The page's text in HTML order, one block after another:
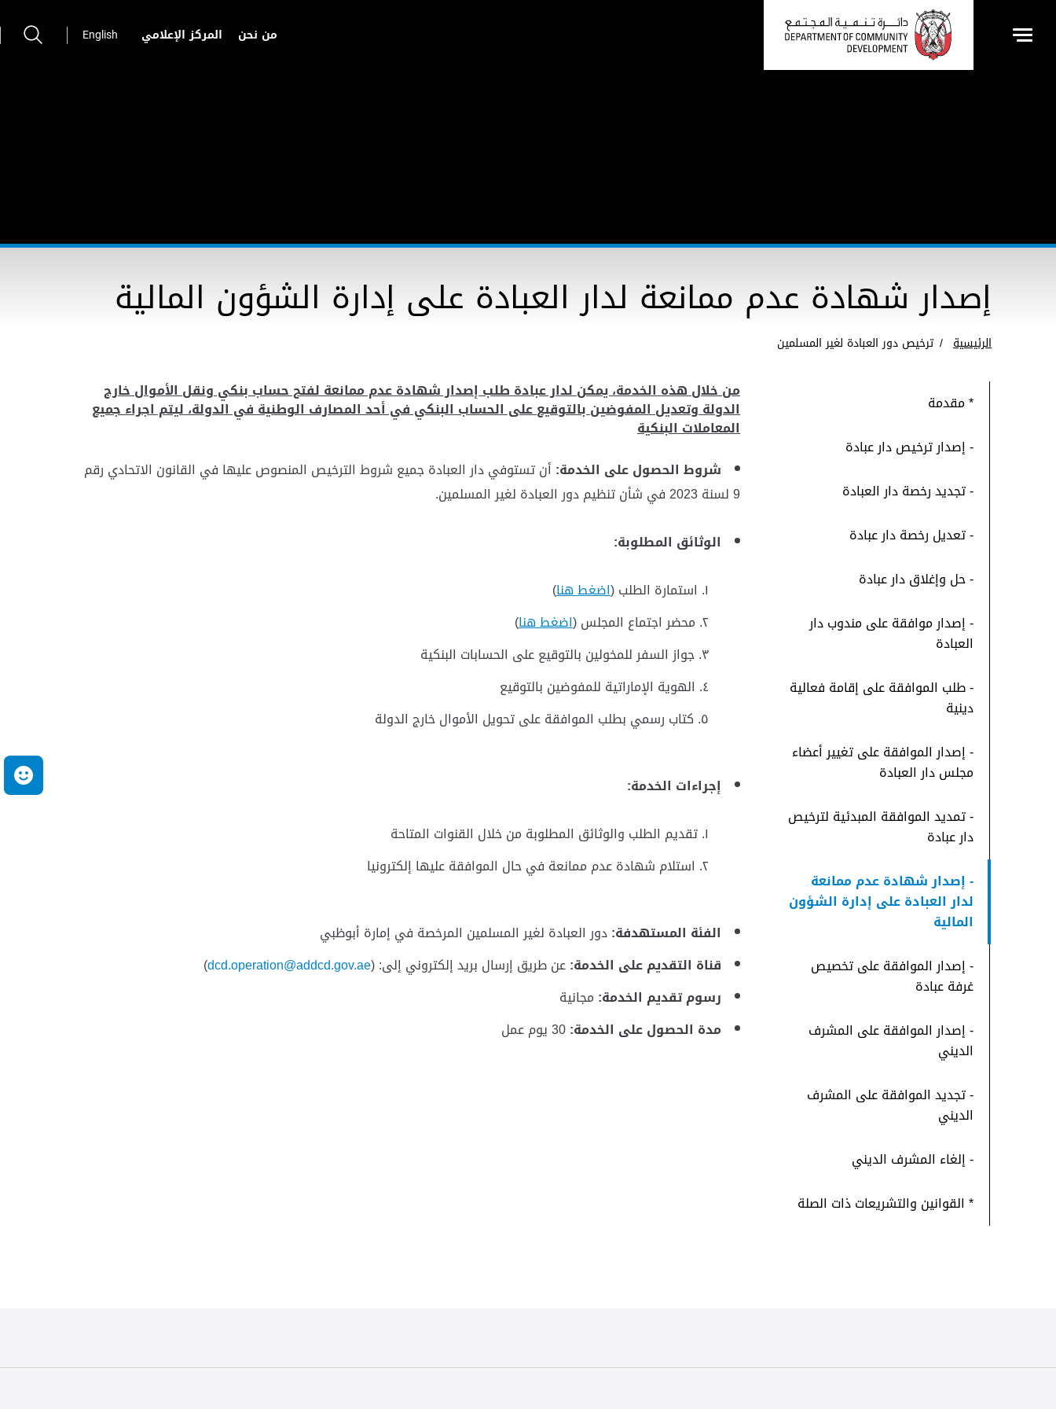
من نحن المركز الإعلامي English
إصدار شهادة عدم ممانعة لدار العبادة على إدارة الشؤون المالية
الرئيسية ترخيص دور العبادة لغير المسلمين
* مقدمة
- إصدار ترخيص دار عبادة
- تجديد رخصة دار العبادة
- تعديل رخصة دار عبادة
- حل وإغلاق دار عبادة
- إصدار موافقة على مندوب دار
العبادة
- طلب الموافقة على إقامة فعالية
دينية
- إصدار الموافقة على تغيير أعضاء
مجلس دار العبادة
- تمديد الموافقة المبدئية لترخيص
دار عبادة
- إصدار شهادة عدم ممانعة
لدار العبادة على إدارة الشؤون
المالية
- إصدار الموافقة على تخصيص
غرفة عبادة
- إصدار الموافقة على المشرف
الديني
- تجديد الموافقة على المشرف
الديني
- إلغاء المشرف الديني
* القوانين والتشريعات ذات الصلة
من خلال هذه الخدمة، يمكن لدار عبادة طلب إصدار شهادة عدم ممانعة لفتح حساب بنكي ونقل الأموال خارج
الدولة وتعديل المفوضين بالتوقيع على الحساب البنكي في أحد المصارف الوطنية في الدولة، ليتم اجراء جميع
المعاملات البنكية
شروط الحصول على الخدمة: أن تستوفي دار العبادة جميع شروط الترخيص المنصوص عليها في القانون الاتحادي رقم
9 لسنة 2023 في شأن تنظيم دور العبادة لغير المسلمين
.
الوثائق المطلوبة:
استمارة الطلب(اضغط هنا)
محضر اجتماع المجلس(اضغط هنا)
جواز السفر للمخولين بالتوقيع على الحسابات البنكية
الهوية الإماراتية للمفوضين بالتوقيع
كتاب رسمي بطلب الموافقة على تحويل الأموال خارج الدولة
إجراءات الخدمة:
تقديم الطلب والوثائق المطلوبة من خلال القنوات المتاحة
استلام شهادة عدم ممانعة في حال الموافقة عليها إلكترونيا
الفئة المستهدفة:دور العبادة لغير المسلمين المرخصة في إمارة أبوظبي
قناة التقديم على الخدمة:عن طريق إرسال بريد إلكتروني إلى: (dcd.operation@addcd.gov.ae
)
رسوم تقديم الخدمة: مجانية
مدة الحصول على الخدمة:30 يوم عمل